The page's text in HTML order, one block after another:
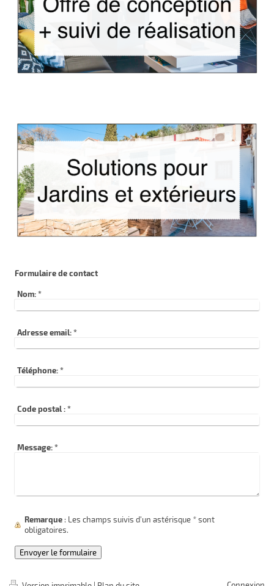
Formulaire de contact
Nom: *
Adresse email: *
Téléphone: *
Code postal : *
Message: *
Remarque : Les champs suivis d'un astérisque *sont
obligatoires.